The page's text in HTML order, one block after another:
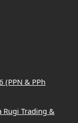
(PPN & PPh
Trading &